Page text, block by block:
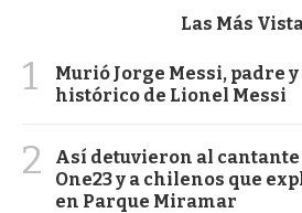
Las Más
1
Murió Jorge Messi, padre
histórico de Lionel Messi
2
Así detuvieron al
One23 y a chilenos que
en Parque Miramar